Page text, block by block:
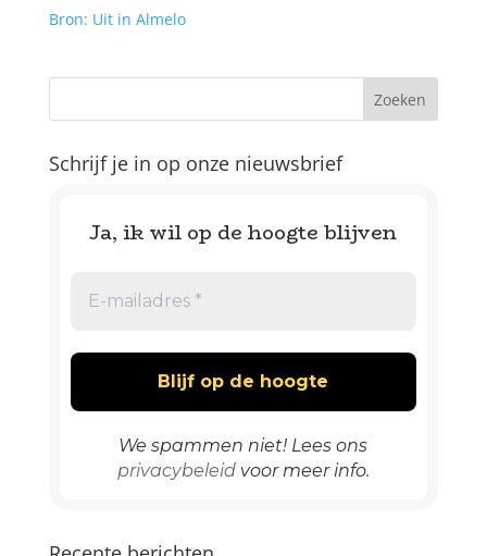
Bron: Uit in Almelo
Schrijf je in op onze nieuwsbrief
Ja, ik wil op de hoogte blijven
We spammen niet! Lees ons
privacybeleidvoor meer info.